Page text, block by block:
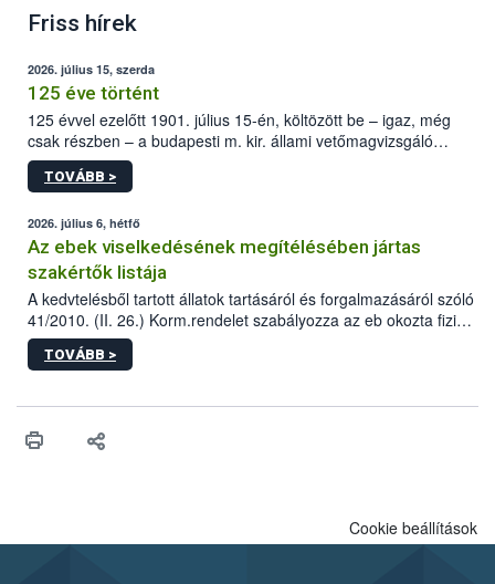
Friss hírek
2026. július 15, szerda
125 éve történt
125 évvel ezelőtt 1901. július 15-én, költözött be – igaz, még
csak részben – a budapesti m. kir. állami vetőmagvizsgáló
állomás a Kis Rókus utca 15. szám alatti, Czigler Győző által
tervezett új épületébe.
TOVÁBB >
2026. július 6, hétfő
Az ebek viselkedésének megítélésében jártas
szakértők listája
A kedvtelésből tartott állatok tartásáról és forgalmazásáról szóló
41/2010. (II. 26.) Korm.rendelet szabályozza az eb okozta fizikai
sérülés, illetve ennek veszélye keletkezésekor felmerülő
hatósági feladatokat, valamint a veszélyes eb tartását és annak
vonni az ebek viselkedésének megítélésében jártas szakértőt.
TOVÁBB >
Cookie beállítások